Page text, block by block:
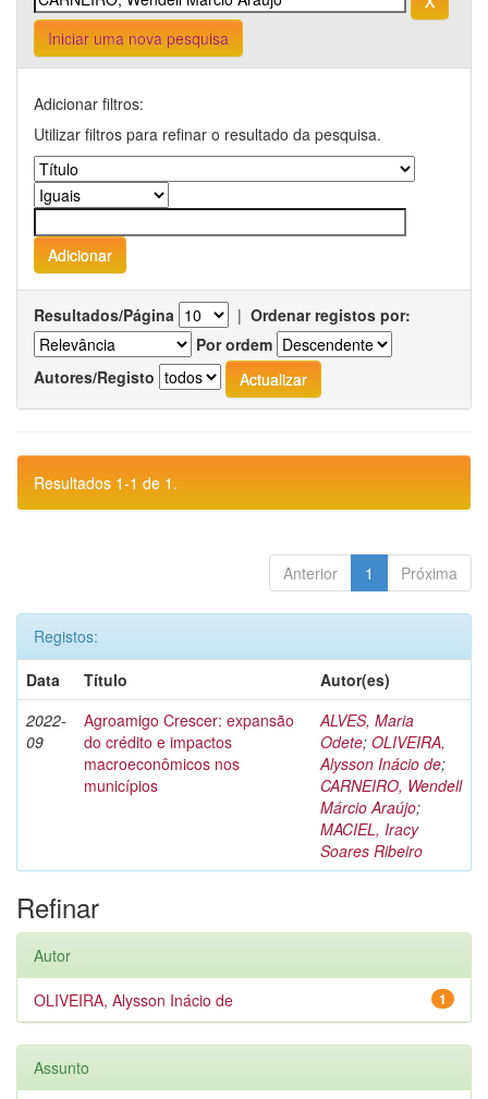
Iniciar uma nova pesquisa
Adicionar filtros:
Utilizar filtros para refinar o resultado da pesquisa.
Resultados/Página | Ordenar registos por:
Por ordem
Autores/Registo
Resultados 1-1 de 1.
Anterior 1 Próxima
Registos:
Data
Título
Autor(es)
2022-
09
Agroamigo Crescer: expansão
do crédito e impactos
macroeconômicos nos
municípios
ALVES, Maria
Odete; OLIVEIRA,
Alysson Inácio de;
CARNEIRO, Wendell
Márcio Araújo;
MACIEL, Iracy
Soares Ribeiro
Refinar
Autor
1
OLIVEIRA, Alysson Inácio de
Assunto